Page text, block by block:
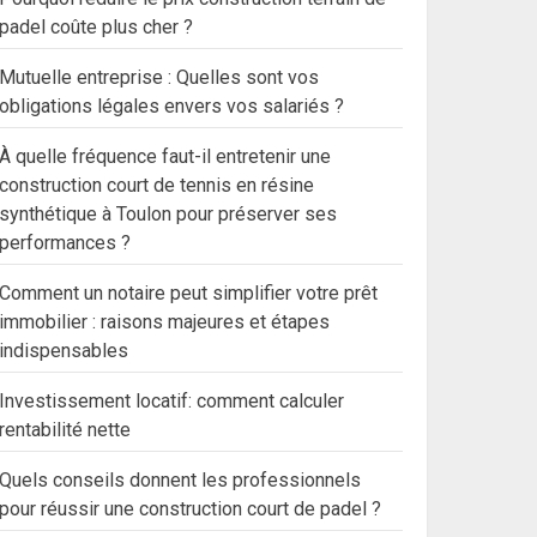
padel coûte plus cher ?
Mutuelle entreprise : Quelles sont vos
obligations légales envers vos salariés ?
À quelle fréquence faut-il entretenir une
construction court de tennis en résine
synthétique à Toulon pour préserver ses
performances ?
Comment un notaire peut simplifier votre prêt
immobilier : raisons majeures et étapes
indispensables
Investissement locatif: comment calculer
rentabilité nette
Quels conseils donnent les professionnels
pour réussir une construction court de padel ?